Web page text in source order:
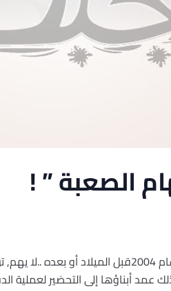
الصعبة ” !
في يوم من أيام شهر كانون الأول , من عام
عمد أبناؤها إلى التحضير لعملية